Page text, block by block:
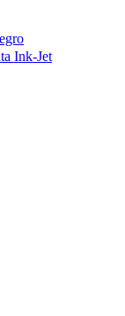
Ink-Jet